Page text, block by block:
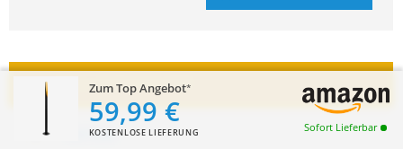
Zum Top Angebot
59,99 €
KOSTENLOSE LIEFERUNG Sofort Lieferbar
GUT (1,6)